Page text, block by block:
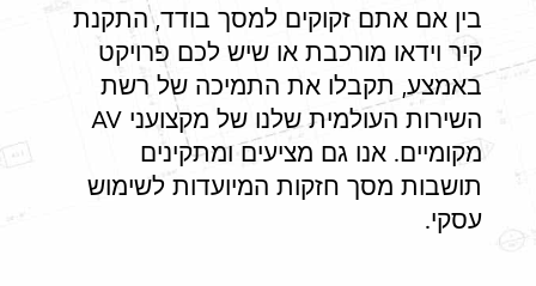
בין אם אתם זקוקים למסך בודד, התקנת
קיר וידאו מורכבת או שיש לכם פרויקט
באמצע, תקבלו את התמיכה של רשת
השירות העולמית שלנו של מקצועני AV
מקומיים. אנו גם מציעים ומתקינים
תושבות מסך חזקות המיועדות לשימוש
עסקי.